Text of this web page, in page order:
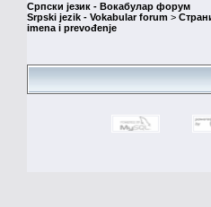
Српски језик - Вокабулар форум
Srpski jezik - Vokabular forum >
imena i prevođenje